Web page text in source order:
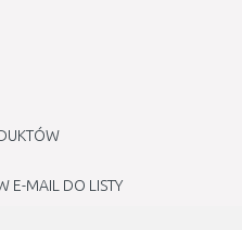
E-MAIL DO LISTY